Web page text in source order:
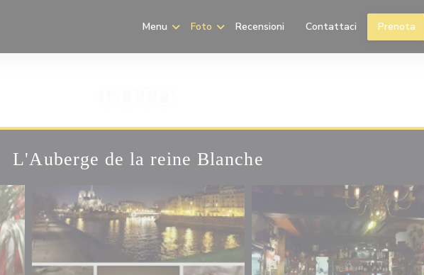
Menu Foto Recensioni ((apre una nuova finestra))
Contattaci Prenota
L'Auberge de la reine Blanche